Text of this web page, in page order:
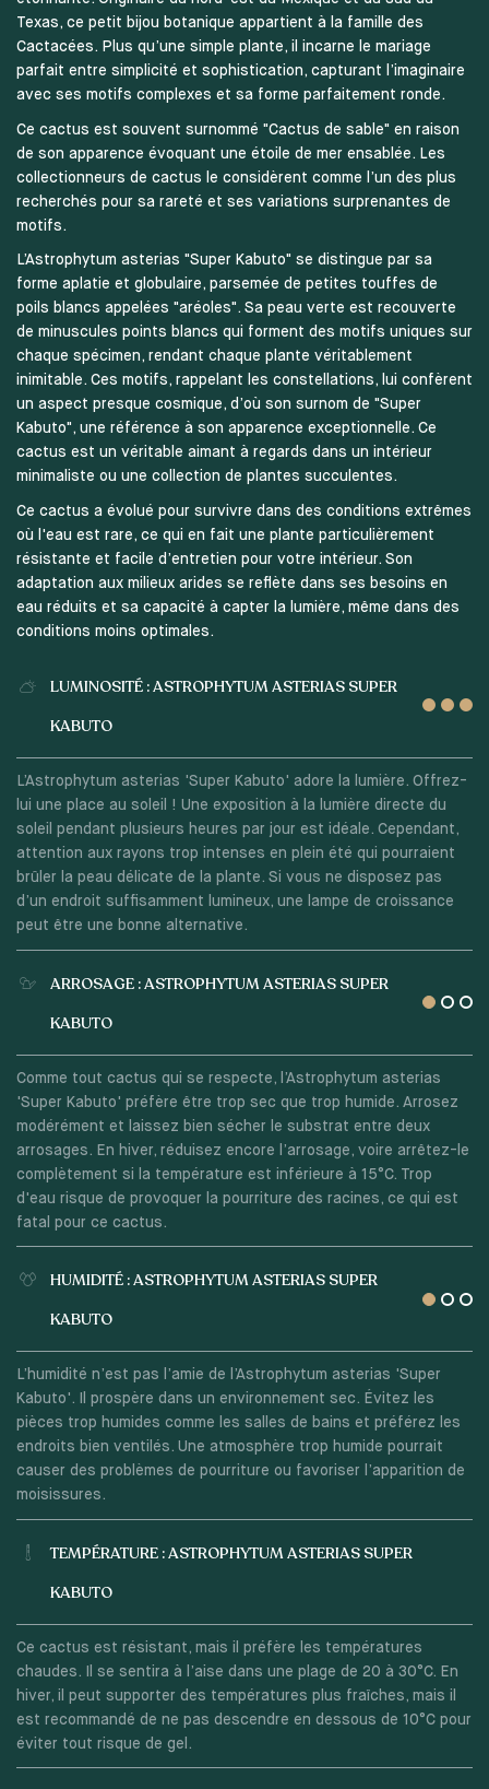
Texas, ce petit bijou botanique appartient à la famille des
Cactacées. Plus qu’une simple plante, il incarne le mariage
parfait entre simplicité et sophistication, capturant l’imaginaire
avec ses motifs complexes et sa forme parfaitement ronde.
Ce cactus est souvent surnommé "Cactus de sable" en raison
de son apparence évoquant une étoile de mer ensablée. Les
collectionneurs de cactus le considèrent comme l’un des plus
recherchés pour sa rareté et ses variations surprenantes de
motifs.
L’Astrophytum asterias "Super Kabuto" se distingue par sa
forme aplatie et globulaire, parsemée de petites touffes de
poils blancs appelées "aréoles". Sa peau verte est recouverte
de minuscules points blancs qui forment des motifs uniques sur
chaque spécimen, rendant chaque plante véritablement
inimitable. Ces motifs, rappelant les constellations, lui confèrent
un aspect presque cosmique, d’où son surnom de "Super
Kabuto", une référence à son apparence exceptionnelle. Ce
cactus est un véritable aimant à regards dans un intérieur
minimaliste ou une collection de plantes succulentes.
Ce cactus a évolué pour survivre dans des conditions extrêmes
où l'eau est rare, ce qui en fait une plante particulièrement
résistante et facile d’entretien pour votre intérieur. Son
adaptation aux milieux arides se reflète dans ses besoins en
eau réduits et sa capacité à capter la lumière, même dans des
conditions moins optimales.
LUMINOSITÉ : ASTROPHYTUM ASTERIAS SUPER
KABUTO
L’Astrophytum asterias 'Super Kabuto' adore la lumière. Offrez-
lui une place au soleil ! Une exposition à la lumière directe du
soleil pendant plusieurs heures par jour est idéale. Cependant,
attention aux rayons trop intenses en plein été qui pourraient
brûler la peau délicate de la plante. Si vous ne disposez pas
d’un endroit suffisamment lumineux, une lampe de croissance
peut être une bonne alternative.
ARROSAGE : ASTROPHYTUM ASTERIAS SUPER
KABUTO
Comme tout cactus qui se respecte, l’Astrophytum asterias
'Super Kabuto' préfère être trop sec que trop humide. Arrosez
modérément et laissez bien sécher le substrat entre deux
arrosages. En hiver, réduisez encore l’arrosage, voire arrêtez-le
complètement si la température est inférieure à 15°C. Trop
d'eau risque de provoquer la pourriture des racines, ce qui est
fatal pour ce cactus.
HUMIDITÉ : ASTROPHYTUM ASTERIAS SUPER
KABUTO
L’humidité n’est pas l’amie de l’Astrophytum asterias 'Super
Kabuto'. Il prospère dans un environnement sec. Évitez les
pièces trop humides comme les salles de bains et préférez les
endroits bien ventilés. Une atmosphère trop humide pourrait
causer des problèmes de pourriture ou favoriser l’apparition de
moisissures.
TEMPÉRATURE : ASTROPHYTUM ASTERIAS SUPER
KABUTO
Ce cactus est résistant, mais il préfère les températures
chaudes. Il se sentira à l’aise dans une plage de 20 à 30°C. En
hiver, il peut supporter des températures plus fraîches, mais il
est recommandé de ne pas descendre en dessous de 10°C pour
éviter tout risque de gel.